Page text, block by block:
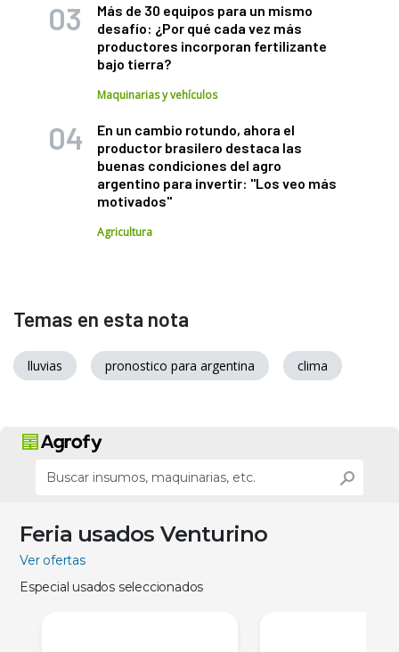
Más de 30 equipos para un mismo
desafío: ¿Por qué cada vez más
productores incorporan fertilizante
bajo tierra?
Maquinarias y vehículos
En un cambio rotundo, ahora el
productor brasilero destaca las
buenas condiciones del agro
argentino para invertir: "Los veo más
motivados"
Agricultura
Temas en esta nota
lluvias pronostico para argentina clima
Feria usados Venturino
Ver ofertas
Especial usados seleccionados